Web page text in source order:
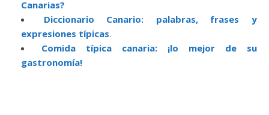
Canarias?
Diccionario Canario: palabras, frases y
expresiones típicas.
Comida típica canaria: ¡lo mejor de su
gastronomía!